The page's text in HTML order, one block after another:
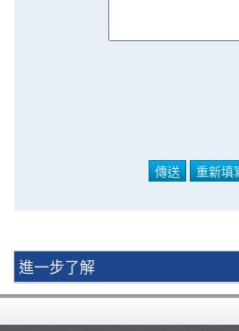
進一步了解
買賣衍生產品須知
開設戶口